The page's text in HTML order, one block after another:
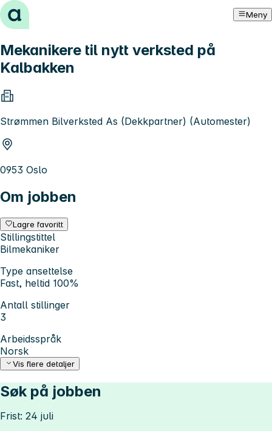
Hopp til innhold Meny
Mekanikere til nytt verksted på
Kalbakken
Strømmen Bilverksted As (Dekkpartner) (Automester)
0953 Oslo
Om jobben
Lagre favoritt
Stillingstittel
Bilmekaniker
Type ansettelse
Fast, heltid 100%
Antall stillinger
3
Arbeidsspråk
Norsk
Vis flere detaljer
Søk på jobben
Frist: 24 juli